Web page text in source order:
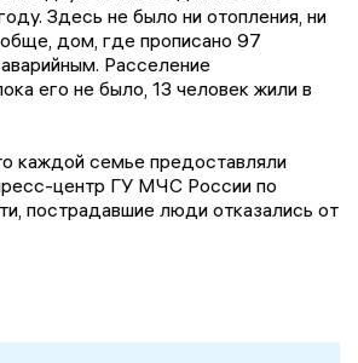
Здесь не было ни отопления, ни
дом, где прописано 97
Расселение
его не было, 13 человек жили в
каждой семье предоставляли
центр ГУ МЧС России по
пострадавшие люди отказались от